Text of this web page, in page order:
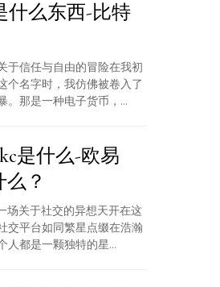
什么东西-比特
于信任与自由的冒险在我初
个名字时，我仿佛被卷入了
。那是一种电子货币，...
是什么-欧易
么？
场关于社交的异想天开在这
交平台如同繁星点缀在浩瀚
人都是一颗独特的星...